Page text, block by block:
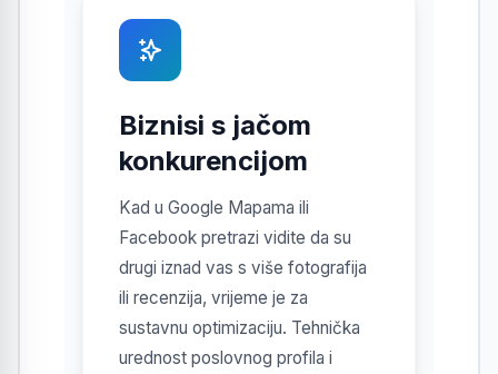
Biznisi s jačom
konkurencijom
Kad u Google Mapama ili
Facebook pretrazi vidite da su
drugi iznad vas s više fotografija
ili recenzija, vrijeme je za
sustavnu optimizaciju. Tehnička
urednost poslovnog profila i